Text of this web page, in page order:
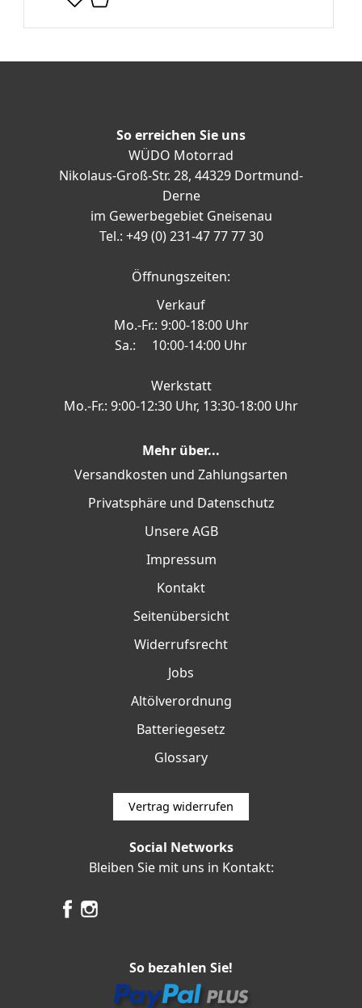
So erreichen Sie uns
WÜDO Motorrad
Nikolaus-Groß-Str. 28, 44329 Dortmund-
Derne
im Gewerbegebiet Gneisenau
Tel.: +49 (0) 231-47 77 77 30
Öffnungszeiten:
Verkauf
Mo.-Fr.: 9:00-18:00 Uhr
Sa.: 10:00-14:00 Uhr
Werkstatt
Mo.-Fr.: 9:00-12:30 Uhr, 13:30-18:00 Uhr
Mehr über...
Versandkosten und Zahlungsarten
Privatsphäre und Datenschutz
Unsere AGB
Impressum
Kontakt
Seitenübersicht
Widerrufsrecht
Jobs
Altölverordnung
Batteriegesetz
Glossary
Vertrag widerrufen
Social Networks
Bleiben Sie mit uns in Kontakt:
So bezahlen Sie!